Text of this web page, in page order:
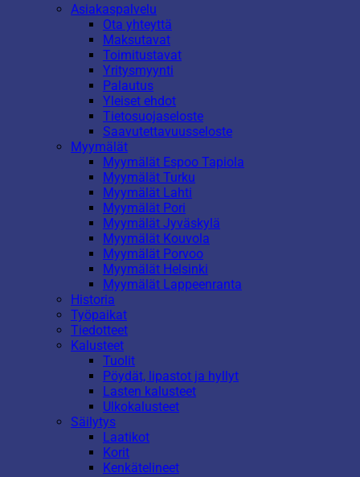
Asiakaspalvelu
Ota yhteyttä
Maksutavat
Toimitustavat
Yritysmyynti
Palautus
Yleiset ehdot
Tietosuojaseloste
Saavutettavuusseloste
Myymälät
Myymälät Espoo Tapiola
Myymälät Turku
Myymälät Lahti
Myymälät Pori
Myymälät Jyväskylä
Myymälät Kouvola
Myymälät Porvoo
Myymälät Helsinki
Myymälät Lappeenranta
Historia
Työpaikat
Tiedotteet
Kalusteet
Tuolit
Pöydät, lipastot ja hyllyt
Lasten kalusteet
Ulkokalusteet
Säilytys
Laatikot
Korit
Kenkätelineet